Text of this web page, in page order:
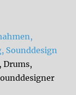
Sounddesign
Drums,